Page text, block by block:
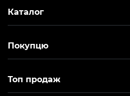
Каталог
Покупцю
Топ продаж